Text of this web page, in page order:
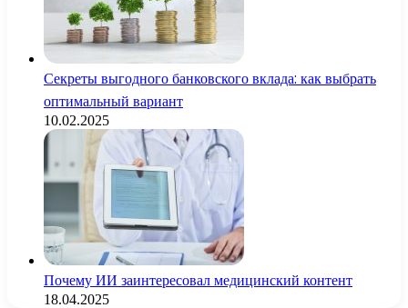
Секреты выгодного банковского вклада: как выбрать
оптимальный вариант
10.02.2025
Почему ИИ заинтересовал медицинский контент
18.04.2025